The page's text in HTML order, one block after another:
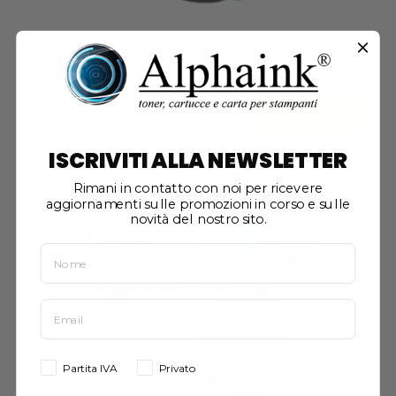
Toner Samsung CLP-K300A Nero
Compatibile
Acquista
ISCRIVITI ALLA NEWSLETTER
Rimani in contatto con noi per ricevere
aggiornamenti sulle promozioni in corso e sulle
novità del nostro sito.
Partita IVA Privato